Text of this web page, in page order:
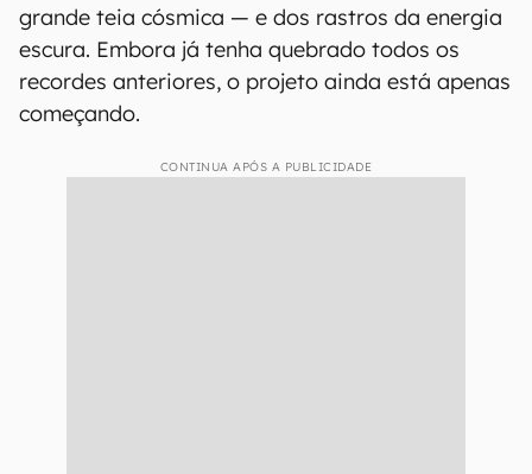
grande teia cósmica — e dos rastros da energia
escura. Embora já tenha quebrado todos os
recordes anteriores, o projeto ainda está apenas
começando.
CONTINUA APÓS A PUBLICIDADE